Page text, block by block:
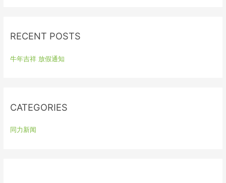
c
f
RECENT POSTS
牛年吉祥 放假通知
CATEGORIES
同力新闻